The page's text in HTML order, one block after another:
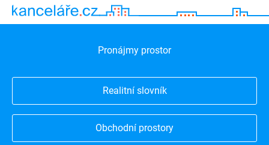
Pronájmy prostor
Realitní slovník
Obchodní prostory